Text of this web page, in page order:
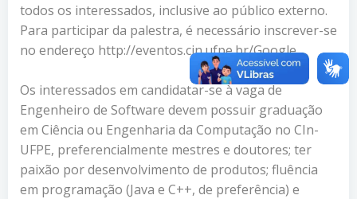
todos os interessados, inclusive ao público externo.
Para participar da palestra, é necessário inscrever-se
no endereço http://eventos.cin.ufpe.br/Google.
Os interessados em candidatar-se à vaga de
Engenheiro de Software devem possuir graduação
em Ciência ou Engenharia da Computação no CIn-
UFPE, preferencialmente mestres e doutores; ter
paixão por desenvolvimento de produtos; fluência
em programação (Java e C++, de preferência) e